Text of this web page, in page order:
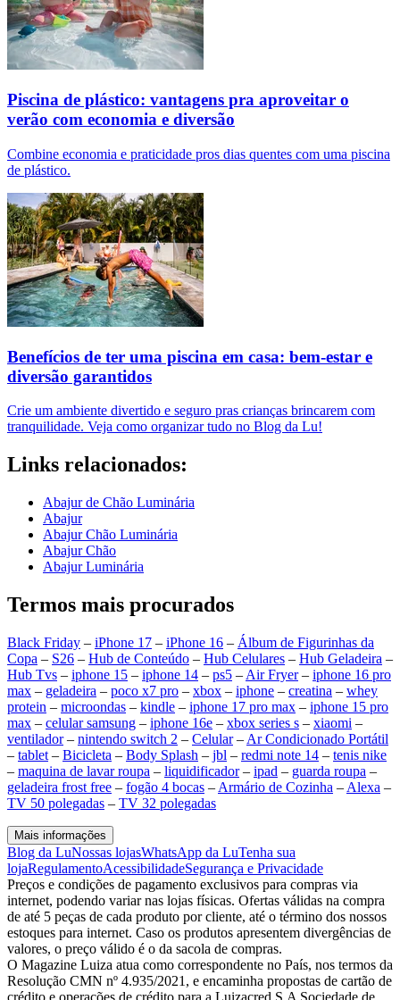
Piscina de plástico: vantagens pra aproveitar o
verão com economia e diversão
Combine economia e praticidade pros dias quentes com uma piscina
de plástico.
Benefícios de ter uma piscina em casa: bem-estar e
diversão garantidos
Crie um ambiente divertido e seguro pras crianças brincarem com
tranquilidade. Veja como organizar tudo no Blog da Lu!
Links relacionados:
Abajur de Chão Luminária
Abajur
Abajur Chão Luminária
Abajur Chão
Abajur Luminária
Termos mais procurados
Black Friday – iPhone 17 – iPhone 16 – Álbum de Figurinhas da
Copa – S26 – Hub de Conteúdo – Hub Celulares – Hub Geladeira –
Hub Tvs – iphone 15 – iphone 14 – ps5 – Air Fryer– iphone 16 pro
max – geladeira – poco x7 pro – xbox – iphone – creatina – whey
protein – microondas – kindle – iphone 17 pro max – iphone 15 pro
max – celular samsung – iphone 16e – xbox series s – xiaomi –
ventilador– nintendo switch 2 – Celular– Ar Condicionado Portátil
– tablet – Bicicleta – Body Splash – jbl – redmi note 14 – tenis nike
– maquina de lavar roupa – liquidificador– ipad – guarda roupa –
geladeira frost free – fogão 4 bocas – Armário de Cozinha – Alexa –
TV 50 polegadas – TV 32 polegadas
Mais informações
Blog da LuNossas lojasWhatsApp da LuTenha sua
lojaRegulamentoAcessibilidadeSegurança e Privacidade
Preços e condições de pagamento exclusivos para compras via
internet, podendo variar nas lojas físicas. Ofertas válidas na compra
de até 5 peças de cada produto por cliente, até o término dos nossos
estoques para internet. Caso os produtos apresentem divergências de
valores, o preço válido é o da sacola de compras.
O Magazine Luiza atua como correspondente no País, nos termos da
Resolução CMN nº 4.935/2021, e encaminha propostas de cartão de
crédito e operações de crédito para a Luizacred S.A Sociedade de